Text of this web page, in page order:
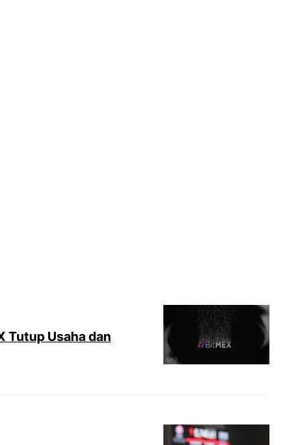
Tutup Usaha dan